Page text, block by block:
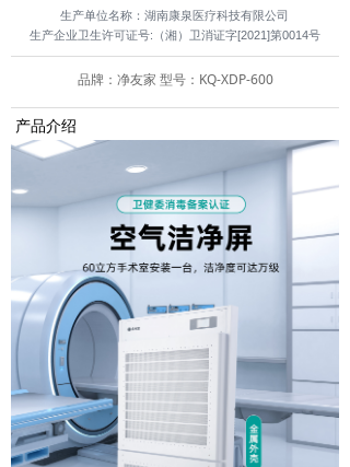
生产单位名称：湖南康泉医疗科技有限公司
生产企业卫生许可证号:（湘）卫消证字[2021]第0014号
品牌：净友家 型号：KQ-XDP-600
产品介绍